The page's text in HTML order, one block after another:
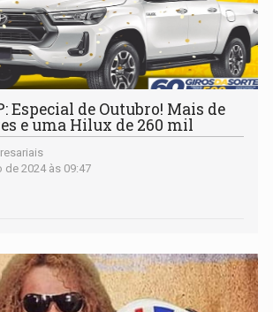
Especial de Outubro! Mais de
e uma Hilux de 260 mil
de 2024 às 09:47